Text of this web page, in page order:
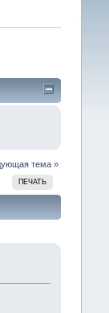
тема »
ПЕЧАТЬ